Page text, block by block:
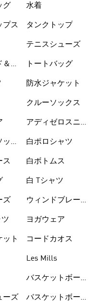
グ
プス
バ
ク
ス
ズ
ツ
ット
ーズ
水着
タンクトップ
テニスシューズ
トートバッグ
防水ジャケット
クルーソックス
アディゼロスニー
白ポロシャツ
白ボトムス
白 Tシャツ
ウィンドブレーカ
ヨガウェア
コードカオス
Les Mills
バスケットボール
バスケットボール